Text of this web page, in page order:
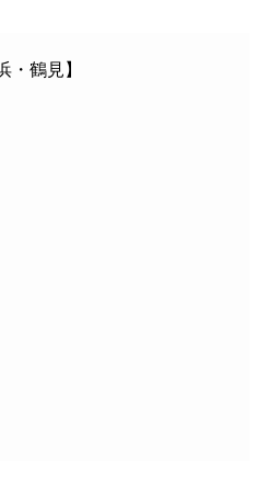
鶴見】